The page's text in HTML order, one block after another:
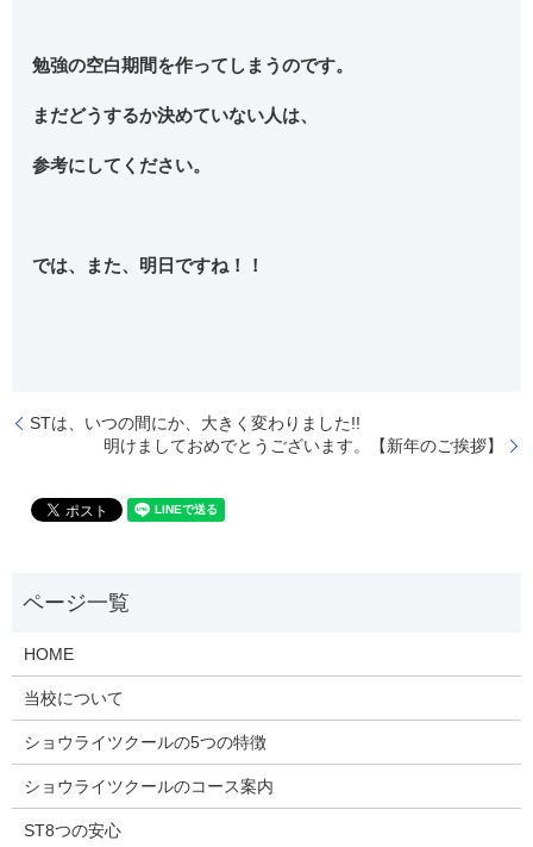
勉強の空白期間を作ってしまうのです。
まだどうするか決めていない人は、
参考にしてください。
では、また、明日ですね！！
STは、いつの間にか、大きく変わりました!!
明けましておめでとうございます。【新年のご挨拶】
HOME
当校について
ショウライツクールの5つの特徴
ショウライツクールのコース案内
ST8つの安心